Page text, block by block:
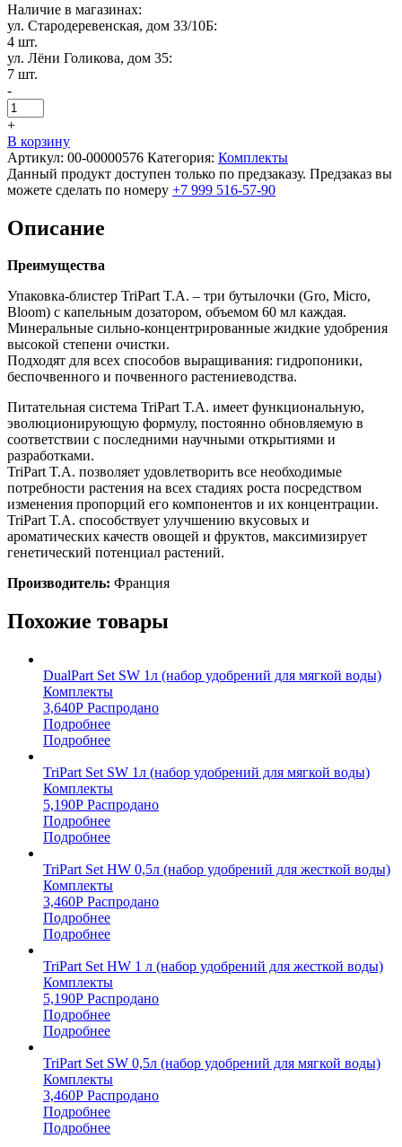
Наличие в магазинах:
ул. Стародеревенская, дом 33/10Б:
4 шт.
ул. Лёни Голикова, дом 35:
7 шт.
-
+
В корзину
Артикул: 00-00000576 Категория: Комплекты
Данный продукт доступен только по предзаказу. Предзаказ вы
можете сделать по номеру +7 999 516-57-90
Описание
Преимущества
Упаковка-блистер TriPart T.A. – три бутылочки (Gro, Micro,
Bloom) с капельным дозатором, объемом 60 мл каждая.
Минеральные сильно-концентрированные жидкие удобрения
высокой степени очистки.
Подходят для всех способов выращивания: гидропоники,
беспочвенного и почвенного растениеводства.
Питательная система TriPart T.A. имеет функциональную,
эволюционирующую формулу, постоянно обновляемую в
соответствии с последними научными открытиями и
разработками.
TriPart T.A. позволяет удовлетворить все необходимые
потребности растения на всех стадиях роста посредством
изменения пропорций его компонентов и их концентрации.
TriPart T.A. способствует улучшению вкусовых и
ароматических качеств овощей и фруктов, максимизирует
генетический потенциал растений.
Производитель: Франция
Похожие товары
DualPart Set SW 1л (набор удобрений для мягкой воды)
Комплекты
3,640Р Распродано
Подробнее
Подробнее
TriPart Set SW 1л (набор удобрений для мягкой воды)
Комплекты
5,190Р Распродано
Подробнее
Подробнее
TriPart Set HW 0,5л (набор удобрений для жесткой воды)
Комплекты
3,460Р Распродано
Подробнее
Подробнее
TriPart Set HW 1 л (набор удобрений для жесткой воды)
Комплекты
5,190Р Распродано
Подробнее
Подробнее
TriPart Set SW 0,5л (набор удобрений для мягкой воды)
Комплекты
3,460Р Распродано
Подробнее
Подробнее